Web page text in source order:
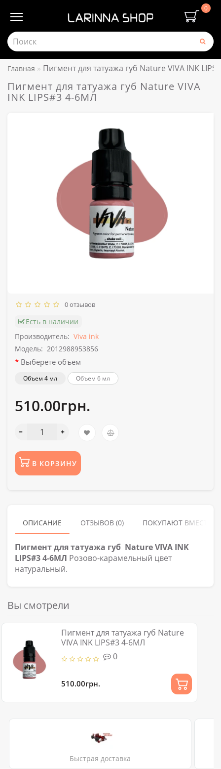
0
Главная Пигмент для татуажа губ Nature VIVA INK
Пигмент для татуажа губ Nature VIVA
INK LIPS#3 4-6МЛ
0 отзывов
Есть в наличии
Производитель: Viva ink
Модель: 2012988953856
Выберете объём
Объем 4 мл Объем 6 мл
510.00грн.
В КОРЗИНУ
ОПИСАНИЕ ОТЗЫВОВ (0) ПОКУПАЮТ ВМЕСТЕ
Пигмент для татуажа губ Nature VIVA INK
LIPS#3 4-6МЛ Розово-карамельный цвет
натуральный.
Вы смотрели
Пигмент для татуажа губ Nature
VIVA INK LIPS#3 4-6МЛ
0
510.00грн.
Быстрая доставка